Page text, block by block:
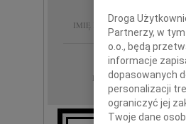
IMIĘ I NAZWISKO:
REGION: Radom
DATA EMISJI:
Droga
Partnerzy, w
o.o., będą
informacje
dopasowanych
personalizacji
ograniczyć jej
Twoje dane